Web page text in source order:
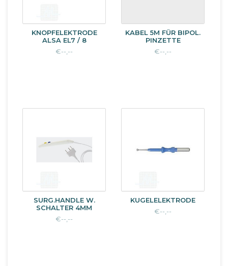
KNOPFELEKTRODE
ALSA EL7 / 8
€--,--
KABEL 5M FÜR BIPOL.
PINZETTE
€--,--
SURG.HANDLE W.
SCHALTER 4MM
€--,--
KUGELELEKTRODE
€--,--